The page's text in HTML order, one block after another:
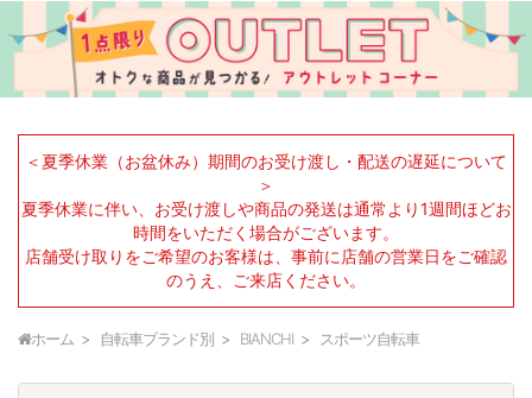
＜夏季休業（お盆休み）期間のお受け渡し・配送の遅延について
＞
夏季休業に伴い、お受け渡しや商品の発送は通常より1週間ほどお
時間をいただく場合がございます。
店舗受け取りをご希望のお客様は、事前に店舗の営業日をご確認
のうえ、ご来店ください。
ホーム 自転車ブランド別 BIANCHI スポーツ自転車